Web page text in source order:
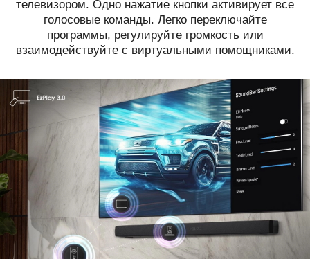
телевизором. Одно нажатие кнопки активирует все
голосовые команды. Легко переключайте
программы, регулируйте громкость или
взаимодействуйте с виртуальными помощниками.